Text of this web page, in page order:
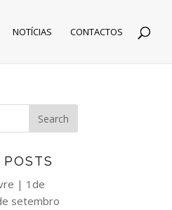
NOTÍCIAS CONTACTOS
POSTS
| 1de
setembro